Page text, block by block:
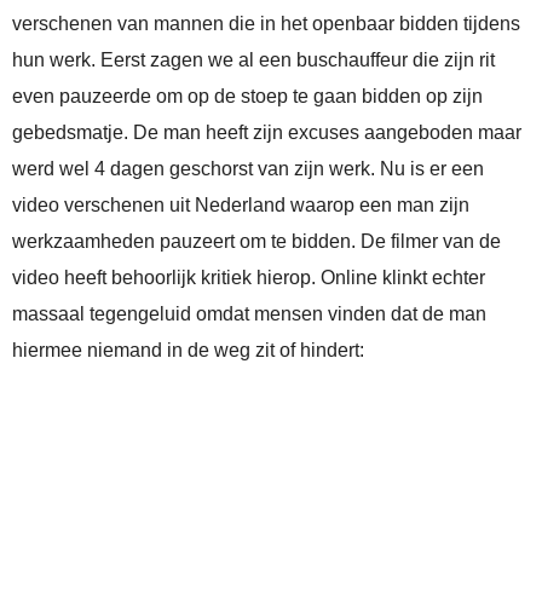
verschenen van mannen die in het openbaar bidden tijdens
hun werk. Eerst zagen we al een buschauffeur die zijn rit
even pauzeerde om op de stoep te gaan bidden op zijn
gebedsmatje. De man heeft zijn excuses aangeboden maar
werd wel 4 dagen geschorst van zijn werk. Nu is er een
video verschenen uit Nederland waarop een man zijn
werkzaamheden pauzeert om te bidden. De filmer van de
video heeft behoorlijk kritiek hierop. Online klinkt echter
massaal tegengeluid omdat mensen vinden dat de man
hiermee niemand in de weg zit of hindert: